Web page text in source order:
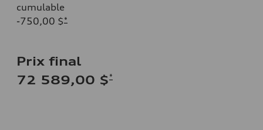
cumulable
-750,00 $*
Prix final
72 589,00 $*